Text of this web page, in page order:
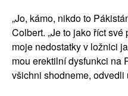
„Jo, kámo, nikdo to
Colbert. „Je to jako říct své
moje nedostatky v ložnici
mou erektilní dysfunkci na
všichni shodneme, odvedli